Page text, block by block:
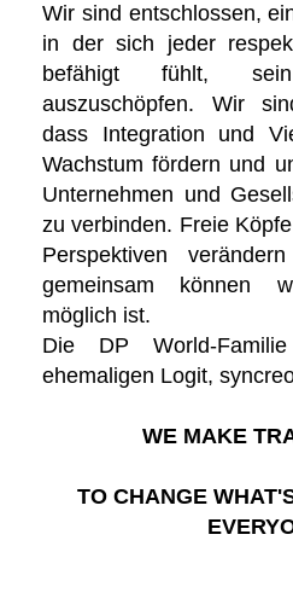
Wir sind entschlossen,
in der sich jeder
befähigt fühlt,
auszuschöpfen. Wir
dass Integration und
Wachstum fördern und
Unternehmen und
zu verbinden. Freie
Perspektiven
gemeinsam können
möglich ist.
Die DP World-
ehemaligen Logit,
WE MAKE
TO CHANGE